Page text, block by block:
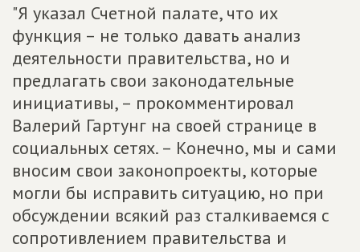
"Я указал Счетной палате, что их
функция – не только давать анализ
деятельности правительства, но и
предлагать свои законодательные
инициативы, – прокомментировал
Валерий Гартунг на своей странице в
социальных сетях. – Конечно, мы и сами
вносим свои законопроекты, которые
могли бы исправить ситуацию, но при
обсуждении всякий раз сталкиваемся с
сопротивлением правительства и